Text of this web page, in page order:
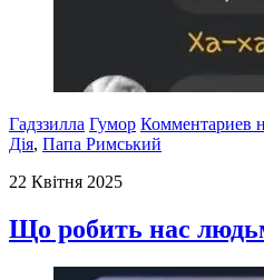
Гадззилла Гумор Комментариев
Дія, Папа Римський
22 Квітня 2025
Що робить нас